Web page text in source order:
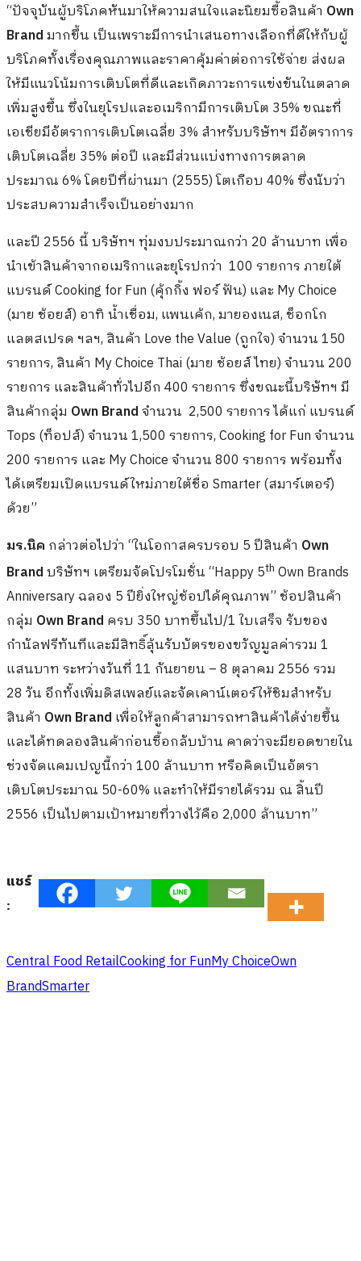
“ปัจจุบันผู้บริโภคหันมาให้ความสนใจและนิยมซื้อสินค้า Own
Brandมากขึ้น เป็นเพราะมีการนำเสนอทางเลือกที่ดีให้กับผู้
บริโภคทั้งเรื่องคุณภาพและราคาคุ้มค่าต่อการใช้จ่าย ส่งผล
ให้มีแนวโน้มการเติบโตที่ดีและเกิดภาวะการแข่งขันในตลาด
เพิ่มสูงขึ้น ซึ่งในยุโรปและอเมริกามีการเติบโต 35% ขณะที่
เอเชียมีอัตราการเติบโตเฉลี่ย 3% สำหรับบริษัทฯ มีอัตราการ
เติบโตเฉลี่ย 35% ต่อปี และมีส่วนแบ่งทางการตลาด
ประมาณ 6% โดยปีที่ผ่านมา (2555) โตเกือบ 40% ซึ่งนับว่า
ประสบความสำเร็จเป็นอย่างมาก
และปี 2556 นี้ บริษัทฯ ทุ่มงบประมาณกว่า 20 ล้านบาท เพื่อ
นำเข้าสินค้าจากอเมริกาและยุโรปกว่า 100 รายการ ภายใต้
แบรนด์ Cooking for Fun (คุ้กกิ้ง ฟอร์ ฟัน) และ My Choice
(มาย ช้อยส์) อาทิ น้ำเชื่อม, แพนเค้ก, มายองเนส, ช็อกโก
แลตสเปรด ฯลฯ, สินค้า Love the Value (ถูกใจ) จำนวน 150
รายการ, สินค้า My Choice Thai (มาย ช้อยส์ ไทย) จำนวน 200
รายการ และสินค้าทั่วไปอีก 400 รายการ ซึ่งขณะนี้บริษัทฯ มี
สินค้ากลุ่ม Own Brandจำนวน 2,500 รายการ ได้แก่ แบรนด์
Tops (ท็อปส์) จำนวน 1,500 รายการ, Cooking for Fun จำนวน
200 รายการ และ My Choice จำนวน 800 รายการ พร้อมทั้ง
ได้เตรียมเปิดแบรนด์ใหม่ภายใต้ชื่อ Smarter (สมาร์เตอร์)
ด้วย”
มร.นิค กล่าวต่อไปว่า “ในโอกาสครบรอบ 5 ปีสินค้า Own
Brandบริษัทฯ เตรียมจัดโปรโมชั่น “Happy 5th Own Brands
Anniversary ฉลอง 5 ปียิ่งใหญ่ช้อปได้คุณภาพ” ช้อปสินค้า
กลุ่ม Own Brand ครบ 350 บาทขึ้นไป/1 ใบเสร็จ รับของ
กำนัลฟรีทันทีและมีสิทธิ์ลุ้นรับบัตรของขวัญมูลค่ารวม 1
แสนบาท ระหว่างวันที่ 11 กันยายน – 8 ตุลาคม 2556 รวม
28 วัน อีกทั้งเพิ่มดิสเพลย์และจัดเคาน์เตอร์ให้ชิมสำหรับ
สินค้า Own Brand เพื่อให้ลูกค้าสามารถหาสินค้าได้ง่ายขึ้น
และได้ทดลองสินค้าก่อนซื้อกลับบ้าน คาดว่าจะมียอดขายใน
ช่วงจัดแคมเปญนี้กว่า 100 ล้านบาท หรือคิดเป็นอัตรา
เติบโตประมาณ 50-60% และทำให้มีรายได้รวม ณ สิ้นปี
2556 เป็นไปตามเป้าหมายที่วางไว้คือ 2,000 ล้านบาท”
แชร์
:
Central Food RetailCooking for FunMy ChoiceOwn
BrandSmarter